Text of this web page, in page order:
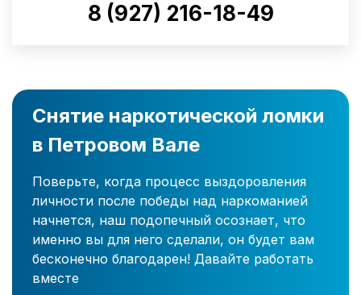
8 (927) 216-18-49
Снятие наркотической ломки
в Петровом Вале
Поверьте, когда процесс выздоровления
личности после победы над наркоманией
начнется, наш подопечный осознает, что
именно вы для него сделали, он будет вам
бесконечно благодарен! Давайте работать
вместе